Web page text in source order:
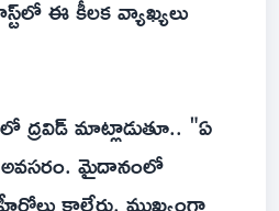
ఈ కీలక వ్యాఖ్యలు
ద్రవిడ్ మాట్లాడుతూ.. "ఏ
మైదానంలో